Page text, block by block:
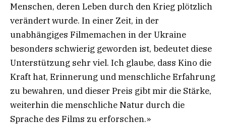
Menschen, deren Leben durch den Krieg plötzlich
verändert wurde. In einer Zeit, in der
unabhängiges Filmemachen in der Ukraine
besonders schwierig geworden ist, bedeutet diese
Unterstützung sehr viel. Ich glaube, dass Kino die
Kraft hat, Erinnerung und menschliche Erfahrung
zu bewahren, und dieser Preis gibt mir die Stärke,
weiterhin die menschliche Natur durch die
Sprache des Films zu erforschen.»